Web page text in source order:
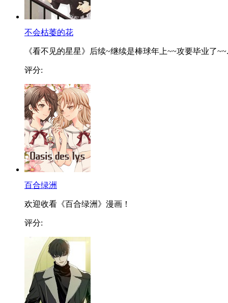
不会枯萎的花
《看不见的星星》后续~继续是棒球年上~~攻要毕业了
评分:
百合绿洲
欢迎收看《百合绿洲》漫画！
评分: